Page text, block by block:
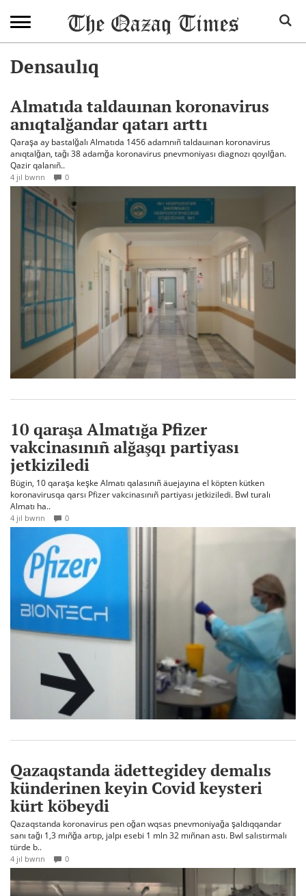
Densaulıq
Almatıda taldauınan koronavirus
anıqtalğandar qatarı arttı
Qaraşa ay bastalğalı Almatıda 1456 adamnıñ taldauınan koronavirus
anıqtalğan, tağı 38 adamğa koronavirus pnevmoniyası diagnozı qoyılğan.
Qazir qalanıñ..
4 jıl bwrın 0
10 qaraşa Almatığa Pfizer
vakcinasınıñ alğaşqı partiyası
jetkiziledi
Bügin, 10 qaraşa keşke Almatı qalasınıñ äuejayına el köpten kütken
koronavirusqa qarsı Pfizer vakcinasınıñ partiyası jetkiziledi. Bwl turalı
Almatı ha..
4 jıl bwrın 0
Qazaqstanda ädettegidey demalıs
künderinen keyin Covid keysteri
kürt köbeydi
Qazaqstanda koronavirus pen oğan wqsas pnevmoniyağa şaldıqqandar
sanı tağı 1,3 mıñğa artıp, jalpı esebi 1 mln 32 mıñnan astı. Bwl salıstırmalı
türde b..
4 jıl bwrın 0